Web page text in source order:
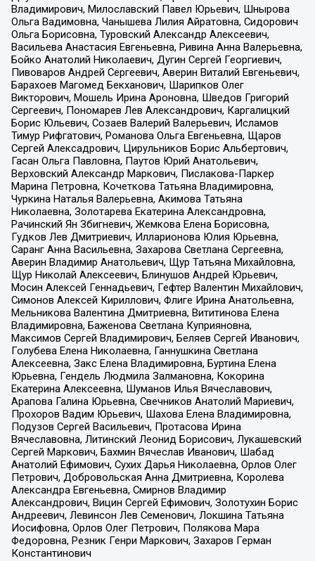
Владимирович, Милославский Павел Юрьевич, Шнырова
Ольга Вадимовна, Чанышева Лилия Айратовна, Сидорович
Ольга Борисовна, Туровский Александр Алексеевич,
Васильева Анастасия Евгеньевна, Ривина Анна Валерьевна,
Бойко Анатолий Николаевич, Дугин Сергей Георгиевич,
Пивоваров Андрей Сергеевич, Аверин Виталий Евгеньевич,
Барахоев Магомед Бекханович, Шарипков Олег
Викторович, Мошель Ирина Ароновна, Шведов Григорий
Сергеевич, Пономарев Лев Александрович, Каргалицкий
Борис Юльевич, Созаев Валерий Валерьевич, Исламов
Тимур Рифгатович, Романова Ольга Евгеньевна, Щаров
Сергей Алексадрович, Цирульников Борис Альбертович,
Гасан Ольга Павловна, Паутов Юрий Анатольевич,
Верховский Александр Маркович, Пислакова-Паркер
Марина Петровна, Кочеткова Татьяна Владимировна,
Чуркина Наталья Валерьевна, Акимова Татьяна
Николаевна, Золотарева Екатерина Александровна,
Рачинский Ян Збигневич, Жемкова Елена Борисовна,
Гудков Лев Дмитриевич, Илларионова Юлия Юрьевна,
Саранг Анна Васильевна, Захарова Светлана Сергеевна,
Аверин Владимир Анатольевич, Щур Татьяна Михайловна,
Щур Николай Алексеевич, Блинушов Андрей Юрьевич,
Мосин Алексей Геннадьевич, Гефтер Валентин Михайлович,
Симонов Алексей Кириллович, Флиге Ирина Анатольевна,
Мельникова Валентина Дмитриевна, Вититинова Елена
Владимировна, Баженова Светлана Куприяновна,
Максимов Сергей Владимирович, Беляев Сергей Иванович,
Голубева Елена Николаевна, Ганнушкина Светлана
Алексеевна, Закс Елена Владимировна, Буртина Елена
Юрьевна, Гендель Людмила Залмановна, Кокорина
Екатерина Алексеевна, Шуманов Илья Вячеславович,
Арапова Галина Юрьевна, Свечников Анатолий Мариевич,
Прохоров Вадим Юрьевич, Шахова Елена Владимировна,
Подузов Сергей Васильевич, Протасова Ирина
Вячеславовна, Литинский Леонид Борисович, Лукашевский
Сергей Маркович, Бахмин Вячеслав Иванович, Шабад
Анатолий Ефимович, Сухих Дарья Николаевна, Орлов Олег
Петрович, Добровольская Анна Дмитриевна, Королева
Александра Евгеньевна, Смирнов Владимир
Александрович, Вицин Сергей Ефимович, Золотухин Борис
Андреевич, Левинсон Лев Семенович, Локшина Татьяна
Иосифовна, Орлов Олег Петрович, Полякова Мара
Федоровна, Резник Генри Маркович, Захаров Герман
Константинович